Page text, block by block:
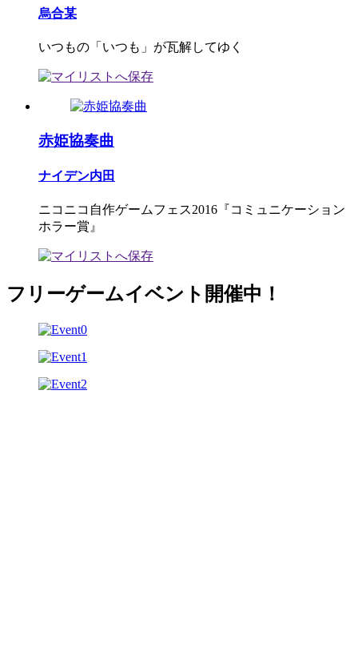
烏合某
いつもの「いつも」が瓦解してゆく
赤姫協奏曲
ナイデン内田
ニコニコ自作ゲームフェス2016『コミュニケーション
ホラー賞』
フリーゲームイベント開催中！